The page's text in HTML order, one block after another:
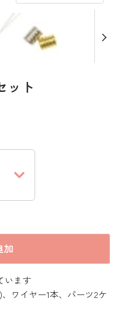
ット
加
います
ワイヤー1本、パーツ2ケ